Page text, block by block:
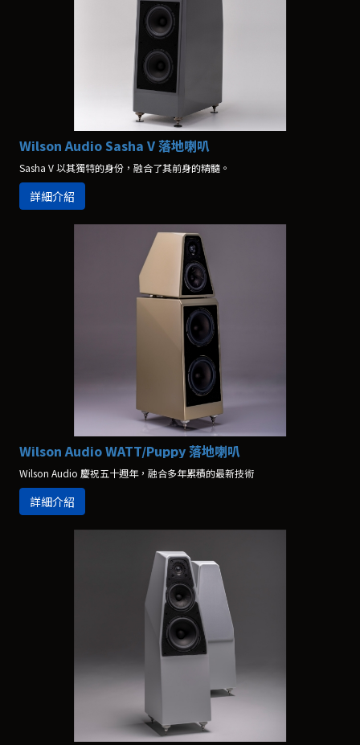
Wilson Audio Sasha V 落地喇叭
Sasha V 以其獨特的身份，融合了其前身的精髓。
詳細介紹
Wilson Audio WATT/Puppy 落地喇叭
Wilson Audio 慶祝五十週年，融合多年累積的最新技術
詳細介紹